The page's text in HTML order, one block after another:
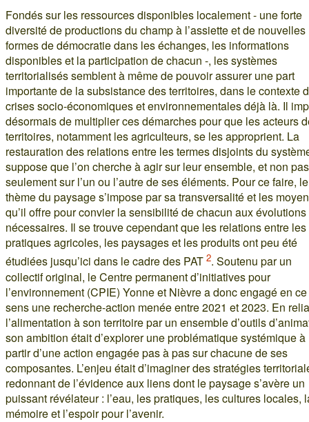
Fondés sur les ressources disponibles localement - une forte
diversité de productions du champ à l’assiette et de nouvelles
formes de démocratie dans les échanges, les informations
disponibles et la participation de chacun -, les systèmes
territorialisés semblent à même de pouvoir assurer une part
importante de la subsistance des territoires, dans le contexte
crises socio-économiques et environnementales déjà là. Il
désormais de multiplier ces démarches pour que les acteurs
territoires, notamment les agriculteurs, se les approprient. La
restauration des relations entre les termes disjoints du
suppose que l’on cherche à agir sur leur ensemble, et non pas
seulement sur l’un ou l’autre de ses éléments. Pour ce faire, le
thème du paysage s’impose par sa transversalité et les
qu’il offre pour convier la sensibilité de chacun aux évolutions
nécessaires. Il se trouve cependant que les relations entre les
pratiques agricoles, les paysages et les produits ont peu été
étudiées jusqu’ici dans le cadre des PAT 2. Soutenu par un
collectif original, le Centre permanent d’initiatives pour
l’environnement (CPIE) Yonne et Nièvre a donc engagé en ce
sens une recherche-action menée entre 2021 et 2023. En
l’alimentation à son territoire par un ensemble d’outils
son ambition était d’explorer une problématique systémique à
partir d’une action engagée pas à pas sur chacune de ses
composantes. L’enjeu était d’imaginer des stratégies
redonnant de l’évidence aux liens dont le paysage s’avère un
puissant révélateur : l’eau, les pratiques, les cultures locales,
mémoire et l’espoir pour l’avenir.